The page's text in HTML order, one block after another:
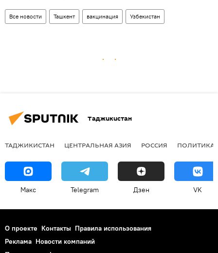
Все новости Ташкент вакцинация Узбекистан
Таджикистан
ТАДЖИКИСТАН ЦЕНТРАЛЬНАЯ АЗИЯ РОССИЯ ПОЛИТИКА
Макс Telegram Дзен VK
О проекте Контакты Правила использования
Реклама Новости компаний